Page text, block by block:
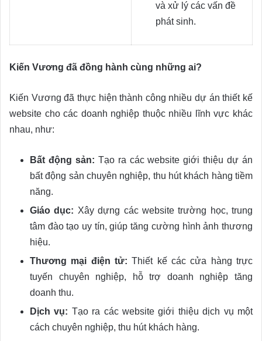
và xử lý các vấn đề
phát sinh.
Kiến Vương đã đồng hành cùng những ai?
Kiến Vương đã thực hiện thành công nhiều dự án thiết kế
website cho các doanh nghiệp thuộc nhiều lĩnh vực khác
nhau, như:
Bất động sản: Tạo ra các website giới thiệu dự án
bất động sản chuyên nghiệp, thu hút khách hàng tiềm
năng.
Giáo dục: Xây dựng các website trường học, trung
tâm đào tạo uy tín, giúp tăng cường hình ảnh thương
hiệu.
Thương mại điện tử: Thiết kế các cửa hàng trực
tuyến chuyên nghiệp, hỗ trợ doanh nghiệp tăng
doanh thu.
Dịch vụ: Tạo ra các website giới thiệu dịch vụ một
cách chuyên nghiệp, thu hút khách hàng.